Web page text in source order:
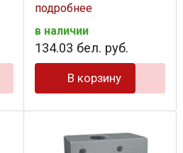
подробнее
в наличии
134.03 бел. руб.
В корзину